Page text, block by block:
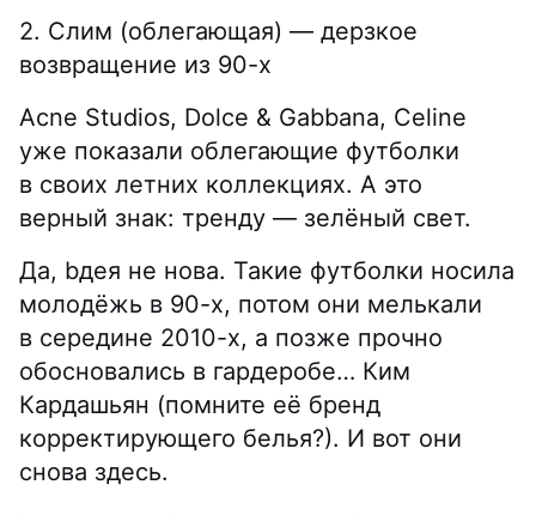
2. Слим (облегающая) — дерзкое
возвращение из 90-х
Acne Studios, Dolce & Gabbana, Celine
уже показали облегающие футболки
в своих летних коллекциях. А это
верный знак: тренду — зелёный свет.
Да, bдея не нова. Такие футболки носила
молодёжь в 90-х, потом они мелькали
в середине 2010-х, а позже прочно
обосновались в гардеробе… Ким
Кардашьян (помните её бренд
корректирующего белья?). И вот они
снова здесь.